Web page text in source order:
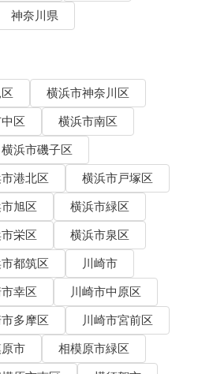
神奈川県
横浜市神奈川区
区
横浜市南区
横浜市磯子区
港北区
横浜市戸塚区
旭区
横浜市緑区
栄区
横浜市泉区
都筑区
川崎市
幸区
川崎市中原区
多摩区
川崎市宮前区
市
相模原市緑区